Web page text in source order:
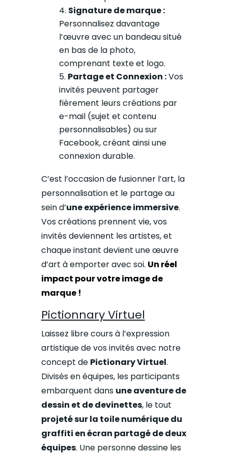
Signature de marque :
Personnalisez davantage
l’œuvre avec un bandeau situé
en bas de la photo,
comprenant texte et logo.
Partage et Connexion :Vos
invités peuvent partager
fièrement leurs créations par
e-mail (sujet et contenu
personnalisables) ou sur
Facebook, créant ainsi une
connexion durable.
C’est l’occasion de fusionner l’art, la
personnalisation et le partage au
sein d’une expérience immersive.
Vos créations prennent vie, vos
invités deviennent les artistes, et
chaque instant devient une œuvre
d’art à emporter avec soi. Un réel
impact pour votre image de
marque !
Pictionnary Virtuel
Laissez libre cours à l’expression
artistique de vos invités avec notre
concept de Pictionary Virtuel.
Divisés en équipes, les participants
embarquent dans une aventure de
dessin et de devinettes, le tout
projeté sur la toile numérique du
graffiti en écran partagé de deux
équipes. Une personne dessine les